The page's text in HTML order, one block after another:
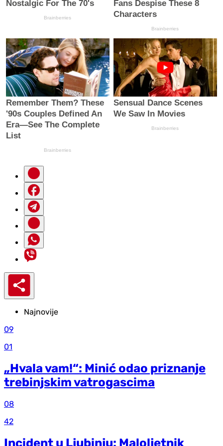
Najnovije
09
01
„Hvala vam!“: Minić odao priznanje
trebinjskim vatrogascima
08
42
Incident u Ljubinju: Maloljetnik